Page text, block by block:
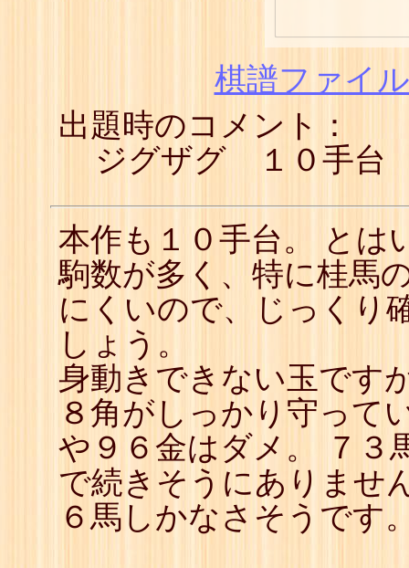
8 ☖
10
11☗
棋譜ファイ
出題時のコメント：
ジグザグ １０手台
本作も１０手台。 とは
駒数が多く、特に桂馬
にくいので、じっくり
しょう。
身動きできない玉です
８角がしっかり守って
や９６金はダメ。 ７３
で続きそうにありませ
６馬しかなさそうです